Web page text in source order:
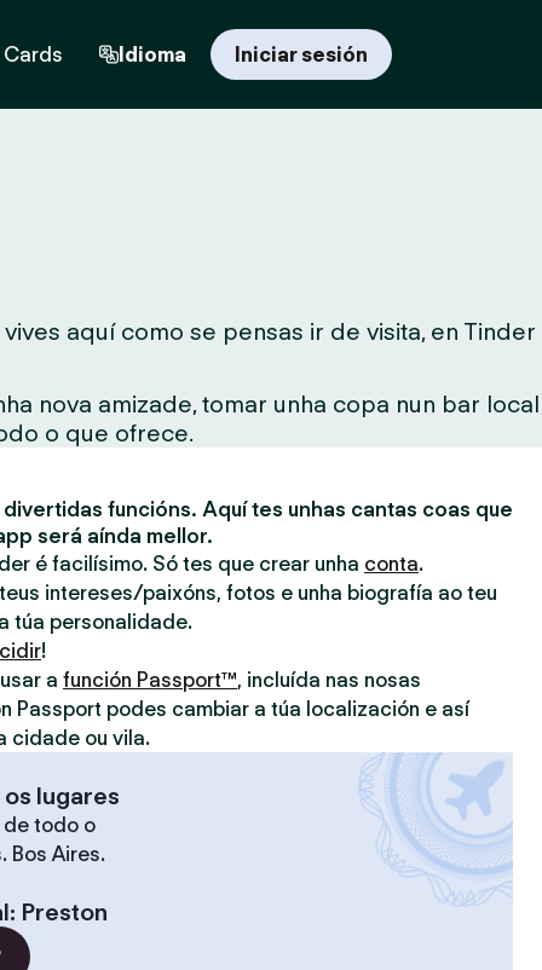
Idioma Iniciar sesión
aquí como se pensas ir de visita, en Tinder
nova amizade, tomar unha copa nun bar local
o que ofrece.
funcións. Aquí tes unhas cantas coas que
será aínda mellor.
é facilísimo. Só tes que crear unha conta.
intereses/paixóns, fotos e unha biografía ao teu
túa personalidade.
!
a función Passport™, incluída nas nosas
Passport podes cambiar a túa localización e así
cidade ou vila.
lugares
todo o
Bos Aires.
: Preston